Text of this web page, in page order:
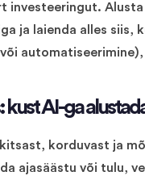
investeeringut.
ja laienda alles siis,
kust AI-ga
korduvast ja
ajasäästu või tulu,